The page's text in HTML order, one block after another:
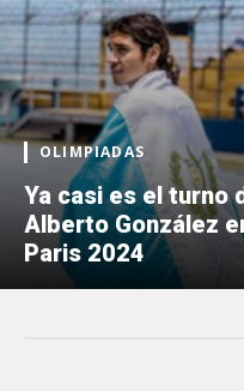
OLIMPIADAS
Ya casi es el turno
Alberto González
Paris 2024